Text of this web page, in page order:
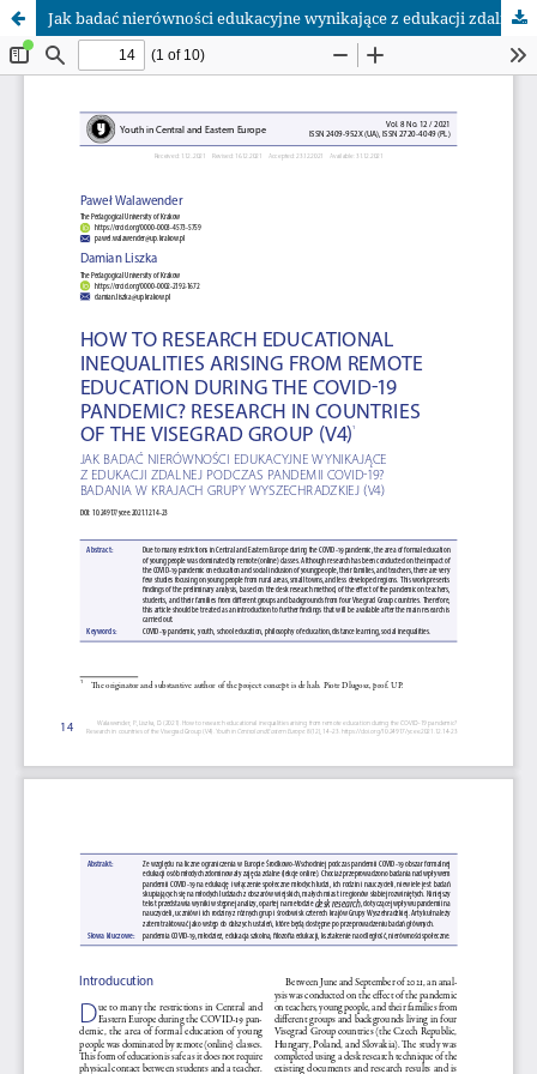
Jak badać nierówności edukacyjne wynikające z edukacji zdalnej podczas pandemii covid-19? Badania w krajach Grupy Wyszechradzkiej (V4)